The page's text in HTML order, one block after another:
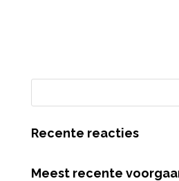
Recente reacties
Meest recente